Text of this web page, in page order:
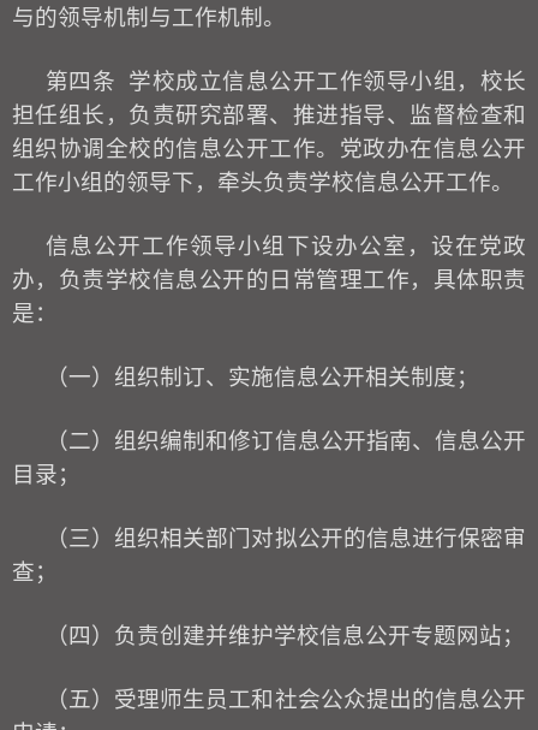
与的领导机制与工作机制。
第四条 学校成立信息公开工作领导小组， 校长
担任组长， 负责研究部署、 推进指导、监督检查和
组织协调全校的信息公开工作。 党政办在信息公开
工作小组的领导下，牵头负责学校信息公开工作。
信息公开工作领导小组下设办公室， 设在党政
办，负责学校信息公开的日常管理工作，具体职责
是：
（一）组织制订、实施信息公开相关制度；
（二）组织编制和修订信息公开指南、信息公开
目录；
（三）组织相关部门对拟公开的信息进行保密审
查；
（四）负责创建并维护学校信息公开专题网站；
（五）受理师生员工和社会公众提出的信息公开